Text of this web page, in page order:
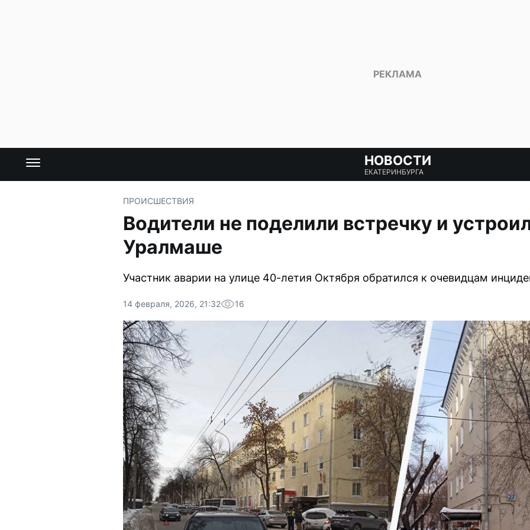
НОВОСТИ
ЕКАТЕРИНБУРГА
ПРОИСШЕСТВИЯ
Водители не поделили встречку и
Уралмаше
Участник аварии на улице 40-летия Октября обратился к очевидцам
14 февраля, 2026, 21:32 16